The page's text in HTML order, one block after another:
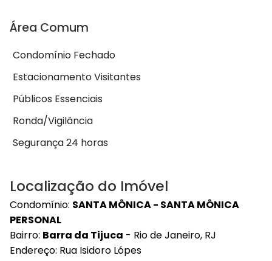
Área Comum
Condomínio Fechado
Estacionamento Visitantes
Públicos Essenciais
Ronda/Vigilância
Segurança 24 horas
Localização do Imóvel
Condomínio: SANTA MÔNICA - SANTA MÔNICA
PERSONAL
Bairro: Barra da Tijuca - Rio de Janeiro, RJ
Endereço: Rua Isidoro Lópes